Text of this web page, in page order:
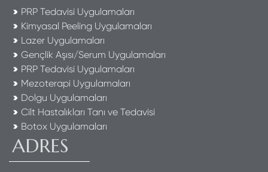
PRP Tedavisi Uygulamaları
Kimyasal Peeling Uygulamaları
Lazer Uygulamaları
Gençlik Aşısı/Serum Uygulamaları
PRP Tedavisi Uygulamaları
Mezoterapi Uygulamaları
Dolgu Uygulamaları
Cilt Hastalıkları Tanı ve Tedavisi
Botox Uygulamaları
ADRES